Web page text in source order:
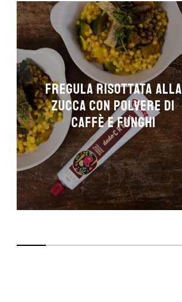
Fregula risottata alla
zucca con polvere di
caffè e funghi